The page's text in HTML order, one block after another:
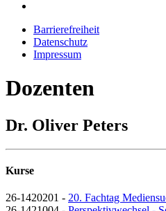
Barrierefreiheit
Datenschutz
Impressum
Dozenten
Dr. Oliver Peters
Kurse
26-1420201 - 20. Fachtag